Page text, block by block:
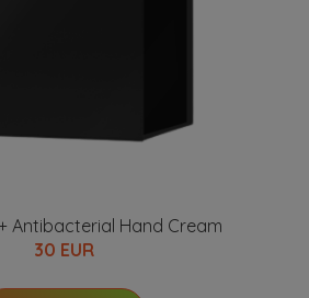
Antibacterial Hand Cream
30 EUR